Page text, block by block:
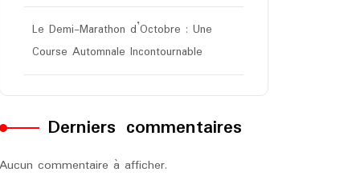
Le Demi-Marathon d’Octobre : Une
Course Automnale Incontournable
Derniers commentaires
Aucun commentaire à afficher.